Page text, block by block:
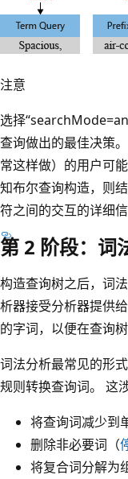
注意
选择
查询做出的最佳决策
常这样做）的用户可
知布尔查询构造，则
符之间的交互的详细
第 2 阶段：词
构造查询树之后，词
析器接受分析器提供
的字词，以便在查询树
词法分析最常见的形
规则转换查询词。 这涉
将查询词减少到
删除非必要词（
将复合词分解为